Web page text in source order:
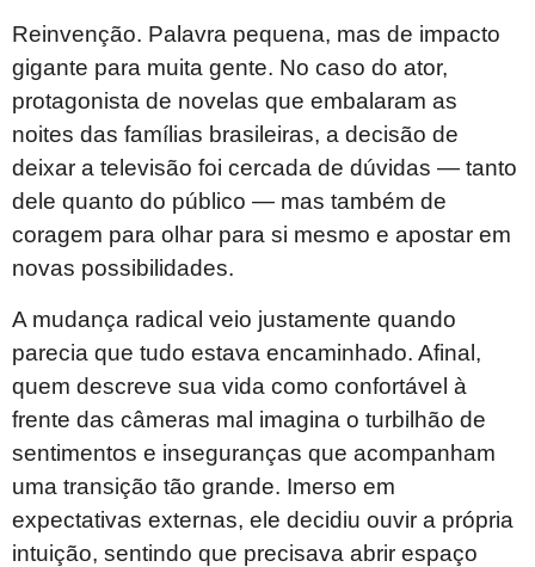
Reinvenção. Palavra pequena, mas de impacto
gigante para muita gente. No caso do ator,
protagonista de novelas que embalaram as
noites das famílias brasileiras, a decisão de
deixar a televisão foi cercada de dúvidas — tanto
dele quanto do público — mas também de
coragem para olhar para si mesmo e apostar em
novas possibilidades.
A mudança radical veio justamente quando
parecia que tudo estava encaminhado. Afinal,
quem descreve sua vida como confortável à
frente das câmeras mal imagina o turbilhão de
sentimentos e inseguranças que acompanham
uma transição tão grande. Imerso em
expectativas externas, ele decidiu ouvir a própria
intuição, sentindo que precisava abrir espaço